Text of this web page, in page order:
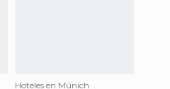
Hoteles en Múnich